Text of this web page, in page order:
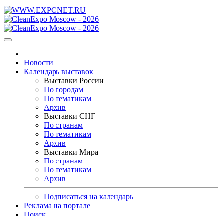
Новости
Календарь выставок
Выставки России
По городам
По тематикам
Архив
Выставки СНГ
По странам
По тематикам
Архив
Выставки Мира
По странам
По тематикам
Архив
Подписаться на календарь
Реклама на портале
Поиск